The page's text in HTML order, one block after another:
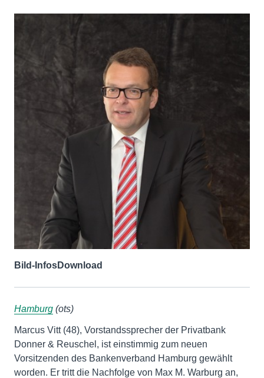
Bild-InfosDownload
Hamburg (ots)
Marcus Vitt (48), Vorstandssprecher der Privatbank
Donner & Reuschel, ist einstimmig zum neuen
Vorsitzenden des Bankenverband Hamburg gewählt
worden. Er tritt die Nachfolge von Max M. Warburg an,